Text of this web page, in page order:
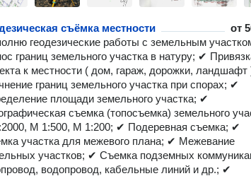
съёмка местности от
геодезические работы с земельным
границ земельного участка в натуру; ✔
к местности ( дом, гараж, дорожки,
границ земельного участка при спорах; ✔
площади земельного участка; ✔
съемка (топосъемка) земельного
М 1:500, М 1:200; ✔ Подеревная съемка; ✔
участка для межевого плана; ✔ Межевание
участков; ✔ Съемка подземных
водопровод, кабельные линий и др.; ✔